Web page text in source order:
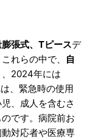
張式、Tピースデ
れらの中で、 自
2024年には
、緊急時の使用
、成人を含むさ
です。病院前お
対応者や医療専